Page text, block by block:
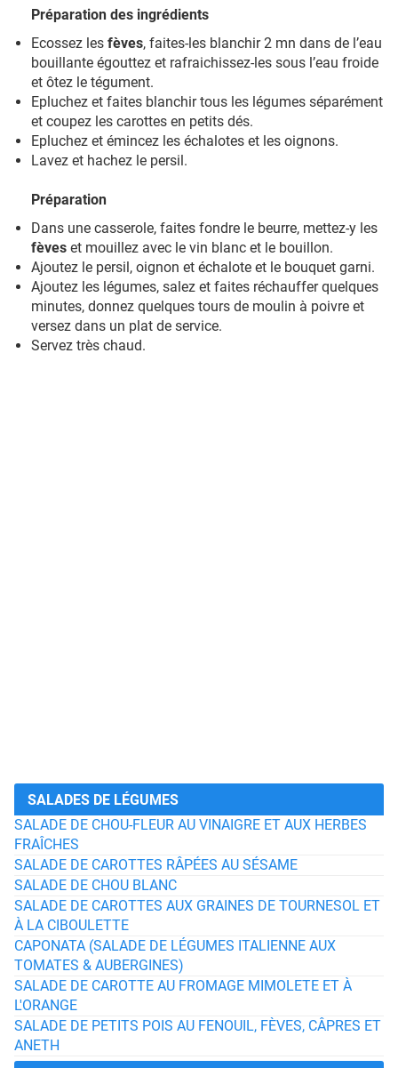
Préparation des ingrédients
Ecossez les fèves, faites-les blanchir 2 mn dans de l’eau
bouillante égouttez et rafraichissez-les sous l’eau froide
et ôtez le tégument.
Epluchez et faites blanchir tous les légumes séparément
et coupez les carottes en petits dés.
Epluchez et émincez les échalotes et les oignons.
Lavez et hachez le persil.
Préparation
Dans une casserole, faites fondre le beurre, mettez-y les
fèves et mouillez avec le vin blanc et le bouillon.
Ajoutez le persil, oignon et échalote et le bouquet garni.
Ajoutez les légumes, salez et faites réchauffer quelques
minutes, donnez quelques tours de moulin à poivre et
versez dans un plat de service.
Servez très chaud.
SALADES DE LÉGUMES
SALADE DE CHOU-FLEUR AU VINAIGRE ET AUX HERBES
FRAÎCHES
SALADE DE CAROTTES RÂPÉES AU SÉSAME
SALADE DE CHOU BLANC
SALADE DE CAROTTES AUX GRAINES DE TOURNESOL ET
À LA CIBOULETTE
CAPONATA (SALADE DE LÉGUMES ITALIENNE AUX
TOMATES & AUBERGINES)
SALADE DE CAROTTE AU FROMAGE MIMOLETE ET À
L'ORANGE
SALADE DE PETITS POIS AU FENOUIL, FÈVES, CÂPRES ET
ANETH